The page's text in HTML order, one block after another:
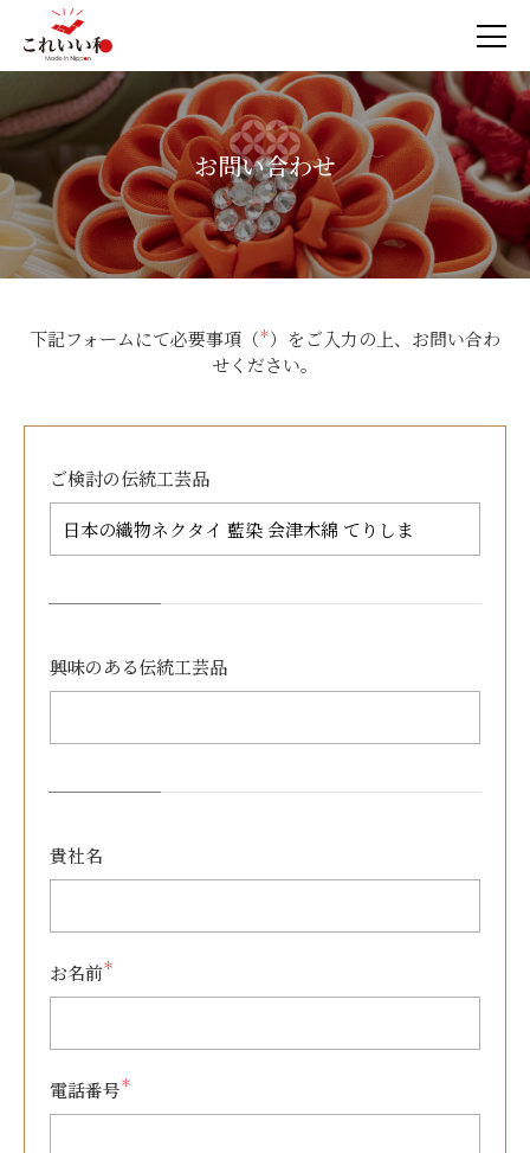
お問い合わせ
下記フォームにて必要事項（＊）をご入力の上、お問い合わ
せください。
ご検討の伝統工芸品
興味のある伝統工芸品
貴社名
お名前＊
電話番号＊